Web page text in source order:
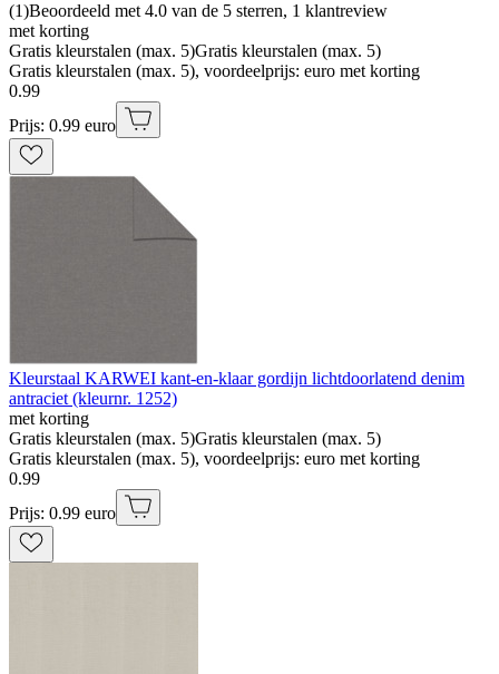
(1)Beoordeeld met 4.0 van de 5 sterren, 1 klantreview
met korting
Gratis kleurstalen (max. 5)Gratis kleurstalen (max. 5)
Gratis kleurstalen (max. 5), voordeelprijs: euro met korting
0.99
Prijs: 0.99 euro
Kleurstaal KARWEI kant-en-klaar gordijn lichtdoorlatend denim
antraciet (kleurnr. 1252)
met korting
Gratis kleurstalen (max. 5)Gratis kleurstalen (max. 5)
Gratis kleurstalen (max. 5), voordeelprijs: euro met korting
0.99
Prijs: 0.99 euro